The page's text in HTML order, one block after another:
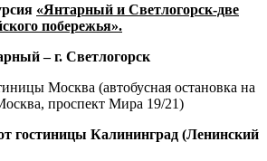
«Янтарный и Светлогорск-две
побережья».
– г. Светлогорск
Москва (автобусная остановка на
проспект Мира 19/21)
гостиницы Калининград (Ленинский